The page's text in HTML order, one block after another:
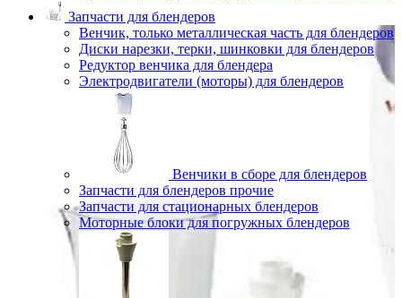
Запчасти для блендеров
Венчик, только металлическая часть для блендеров
Диски нарезки, терки, шинковки для блендеров
Редуктор венчика для блендера
Электродвигатели (моторы) для блендеров
Венчики в сборе для блендеров
Запчасти для блендеров прочие
Запчасти для стационарных блендеров
Моторные блоки для погружных блендеров